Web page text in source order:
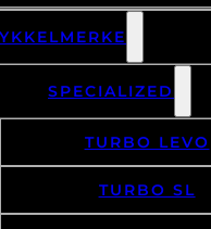
SPECIALIZED
TURBO LEVO
TURBO SL
BY &